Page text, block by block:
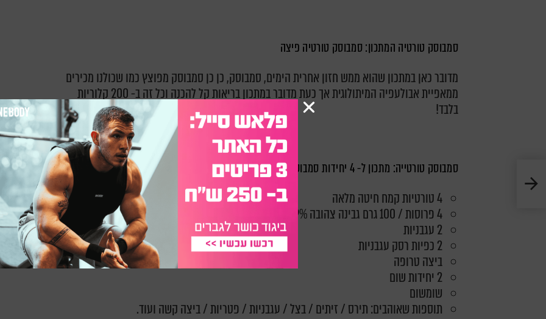
סמבוסק טורטיה המתכון: סמבוסק טורטיה פיצה
מדובר כאן במתכון שהוא ממש חזון אחרית הימים, סמבוסק, כן כן סמבוסק מפוצץ כמו שכולנו מכירים
ממאפיית אבולעפיה המיתולוגית אך כעת מדובר במתכון בריאות קל להכנה וכל זה ב- 200 קלוריות
בלבד!
סמבוסק טורטייה: מתכון ל- 4 יחידות סמבוסק פיצה
4 טורטיות קמח חיטה מלאה
4 פרוסות / 100 גרם גבינה צהובה 9% שומן
2 עגבניות
2 כפיות רסק עגבניות
ביצה טרופה
2 יחידות שום
שומשום
תוספות שאוהבים: תירס / זיתים / בצל / עגבניות / פטריות / ביצה קשה ועוד.